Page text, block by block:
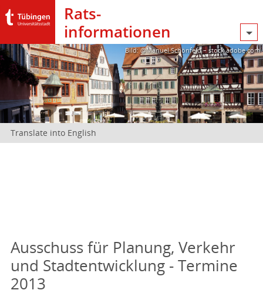
Rats­
informationen
Bild: @Manuel Schönfeld – stock.adobe.com
Translate into English
Ausschuss für Planung, Verkehr
und Stadtentwicklung - Termine
2013